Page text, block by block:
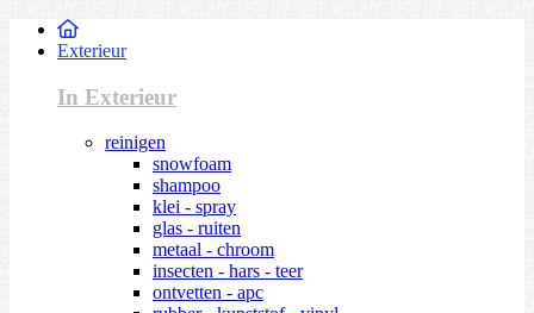
Exterieur
In Exterieur
reinigen
snowfoam
shampoo
klei - spray
glas - ruiten
metaal - chroom
insecten - hars - teer
ontvetten - apc